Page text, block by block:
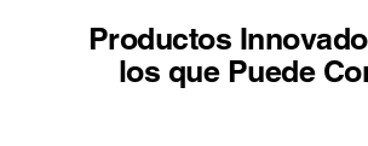
Productos
los que Puede